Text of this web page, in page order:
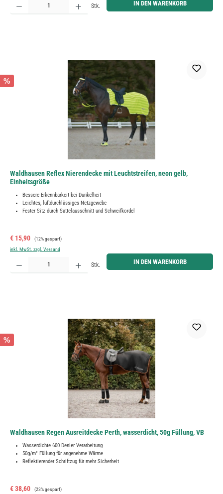
Stk. IN DEN WARENKORB
%
Waldhausen Reflex Nierendecke mit Leuchtstreifen, neon gelb,
Einheitsgröße
Bessere Erkennbarkeit bei Dunkelheit
Leichtes, luftdurchlässiges Netzgewebe
Fester Sitz durch Sattelausschnitt und Schweifkordel
Verkaufspreis:
€ 15,90 Regulärer Preis:
(12% gespart)
inkl. MwSt. zzgl. Versand
Produkt Anzahl: Gib den gewünschten Wert ein oder benutze die Schaltflächen um die Anzahl zu
Stk. IN DEN WARENKORB
%
Waldhausen Regen Ausreitdecke Perth, wasserdicht, 50g Füllung, VB
Wasserdichte 600 Denier Verarbeitung
50g/m² Füllung für angenehme Wärme
Reflektierender Schriftzug für mehr Sicherheit
Verkaufspreis:
€ 38,60 Regulärer Preis:
(23% gespart)